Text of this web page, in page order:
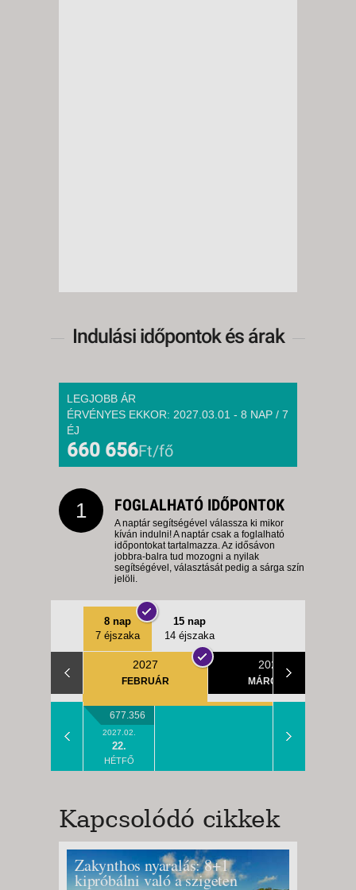
Indulási időpontok és árak
LEGJOBB ÁR
ÉRVÉNYES EKKOR: 2027.03.01 - 8 NAP / 7
ÉJ
660 656Ft/fő
1 FOGLALHATÓ IDŐPONTOK
A naptár segítségével válassza ki mikor
kíván indulni! A naptár csak a foglalható
időpontokat tartalmazza. Az idősávon
jobbra-balra tud mozogni a nyilak
segítségével, választását pedig a sárga szín
jelöli.
8 nap
7 éjszaka
15 nap
14 éjszaka
2027
FEBRUÁR
2027
MÁRCIUS
677.356
2027.02.
22.
HÉTFŐ
Kapcsolódó cikkek
Zakynthos nyaralás: 8+1
kipróbálni való a szigeten